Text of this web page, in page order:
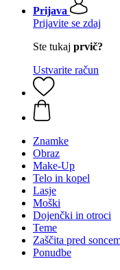
Prijava
Prijavite se zdaj
Ste tukaj prvič?
Ustvarite račun
Znamke
Obraz
Make-Up
Telo in kopel
Lasje
Moški
Dojenčki in otroci
Teme
Zaščita pred
Ponudbe